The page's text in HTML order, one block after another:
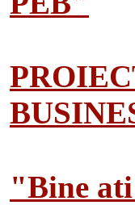
"Bine